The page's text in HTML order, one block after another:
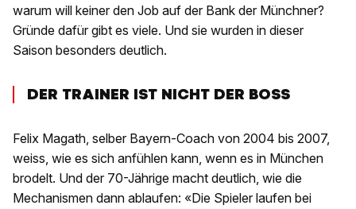
warum will keiner den Job auf der Bank der Münchner?
Gründe dafür gibt es viele. Und sie wurden in dieser
Saison besonders deutlich.
DER TRAINER IST NICHT DER BOSS
Felix Magath, selber Bayern-Coach von 2004 bis 2007,
weiss, wie es sich anfühlen kann, wenn es in München
brodelt. Und der 70-Jährige macht deutlich, wie die
Mechanismen dann ablaufen: «Die Spieler laufen bei